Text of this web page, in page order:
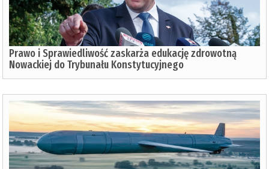
Prawo i Sprawiedliwość zaskarża edukację zdrowotną
Nowackiej do Trybunału Konstytucyjnego